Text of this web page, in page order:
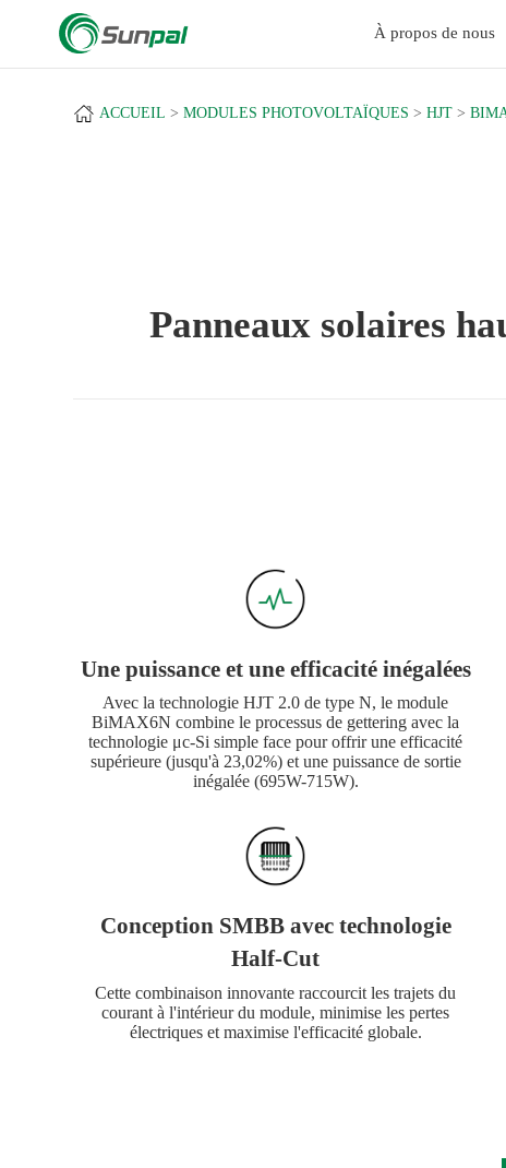
À propos de nous
ACCUEIL MODULES PHOTOVOLTAÏQUES HJT
Panneaux solaires
Une puissance et une efficacité inégalées
Avec la technologie HJT 2.0 de type N, le module
BiMAX6N combine le processus de gettering avec la
technologie μc-Si simple face pour offrir une efficacité
supérieure (jusqu'à 23,02%) et une puissance de sortie
inégalée (695W-715W).
Conception SMBB avec technologie
Half-Cut
Cette combinaison innovante raccourcit les trajets du
courant à l'intérieur du module, minimise les pertes
électriques et maximise l'efficacité globale.